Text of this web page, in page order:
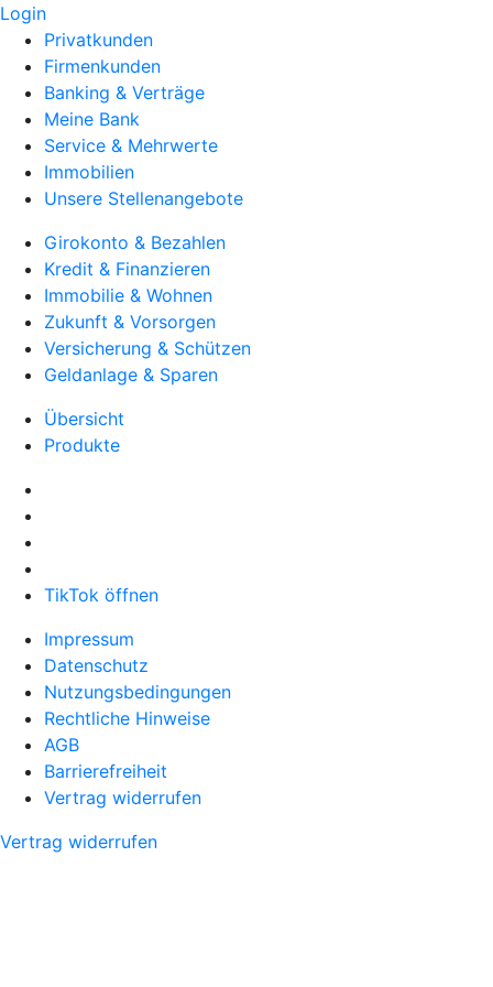
Login
Privatkunden
Firmenkunden
Banking & Verträge
Meine Bank
Service & Mehrwerte
Immobilien
Unsere Stellenangebote
Girokonto & Bezahlen
Kredit & Finanzieren
Immobilie & Wohnen
Zukunft & Vorsorgen
Versicherung & Schützen
Geldanlage & Sparen
Übersicht
Produkte
TikTok öffnen
Impressum
Datenschutz
Nutzungsbedingungen
Rechtliche Hinweise
AGB
Barrierefreiheit
Vertrag widerrufen
Vertrag widerrufen